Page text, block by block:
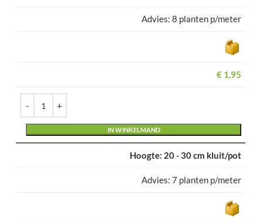
8 planten p/meter
€ 1,95
IN WINKELMAND
20 - 30 cm kluit/pot
7 planten p/meter